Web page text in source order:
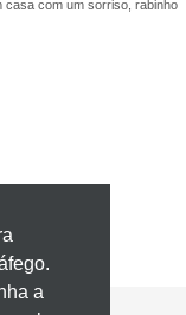
a
casa com um sorriso, rabinho